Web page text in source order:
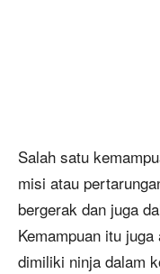
Salah satu
misi atau
bergerak dan juga
Kemampuan itu
dimiliki ninja dalam